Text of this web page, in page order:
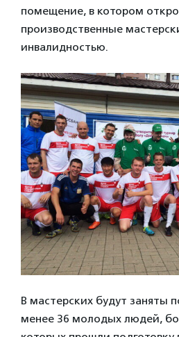
помещение, в котором
производственные
инвалидностью.
В мастерских будут заняты
менее 36 молодых людей,